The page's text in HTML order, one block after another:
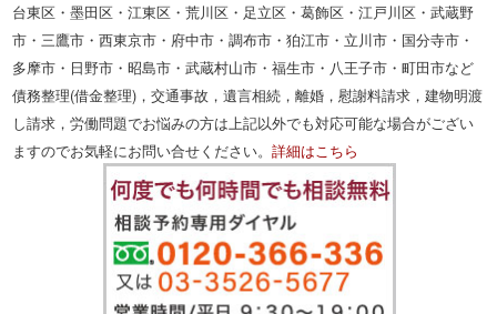
台東区・墨田区・江東区・荒川区・足立区・葛飾区・江戸川区・武蔵野
市・三鷹市・西東京市・府中市・調布市・狛江市・立川市・国分寺市・
多摩市・日野市・昭島市・武蔵村山市・福生市・八王子市・町田市など
債務整理(借金整理)，交通事故，遺言相続，離婚，慰謝料請求，建物明渡
し請求，労働問題でお悩みの方は上記以外でも対応可能な場合がござい
ますのでお気軽にお問い合せください。詳細はこちら